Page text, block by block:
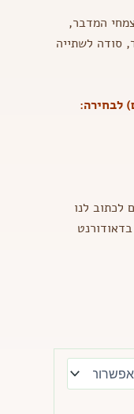
המדבר,
סודה לשתייה
לבחירה:
לנו